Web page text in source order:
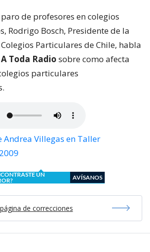
de profesores en colegios
Rodrigo Bosch, Presidente de la
Particulares de Chile, habla
A Toda Radio sobre como afecta
particulares
Andrea Villegas en Taller
UN
AVÍSANOS
de correcciones